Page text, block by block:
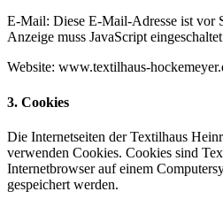
E-Mail: Diese E-Mail-Adresse ist vor
Anzeige muss JavaScript
Website: www.textilhaus-
3. Cookies
Die Internetseiten der Textilhaus
verwenden Cookies. Cookies sind
Internetbrowser auf einem
gespeichert werden.